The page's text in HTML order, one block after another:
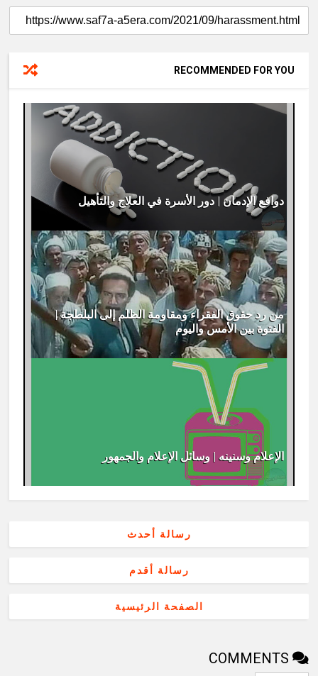
RECOMMENDED FOR YOU
دوافع الإدمان | دور الأسرة في العلاج والتأهيل
من رد حقوق الفقراء ومقاومة الظلم إلى البلطجة |
الفتوة بين الأمس واليوم
الإعلام وسنينه | وسائل الإعلام والجمهور
رسالة أحدث
رسالة أقدم
الصفحة الرئيسية
COMMENTS